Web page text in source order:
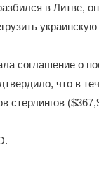
в Литве,
соглашение о
что в
стерлингов